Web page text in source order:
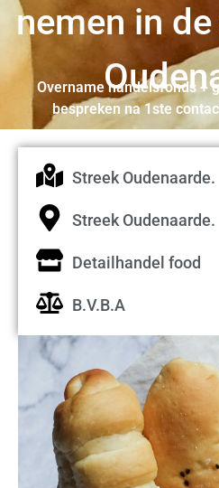
nemen in
Overname handelsfonds +
bespreken na 1ste
Streek Oudenaarde.
Streek Oudenaarde.
Detailhandel food
B.V.B.A